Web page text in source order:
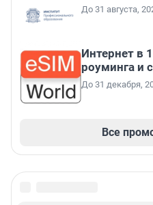
До 31 августа,
Интернет в
роуминга и
До 31 декабря,
Все